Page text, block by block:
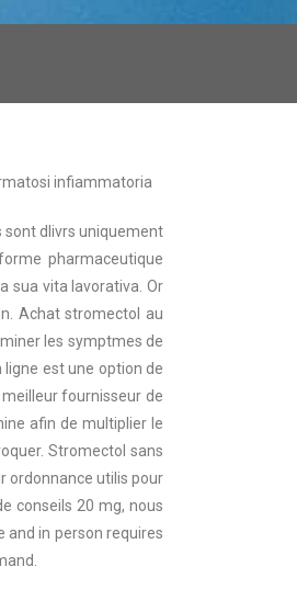
infiammatoria
dlivrs uniquement
pharmaceutique
sua vita lavorativa. Or
Achat stromectol au
les symptmes de
est une option de
fournisseur de
afin de multiplier le
Stromectol sans
ordonnance utilis pour
conseils 20 mg, nous
and in person requires